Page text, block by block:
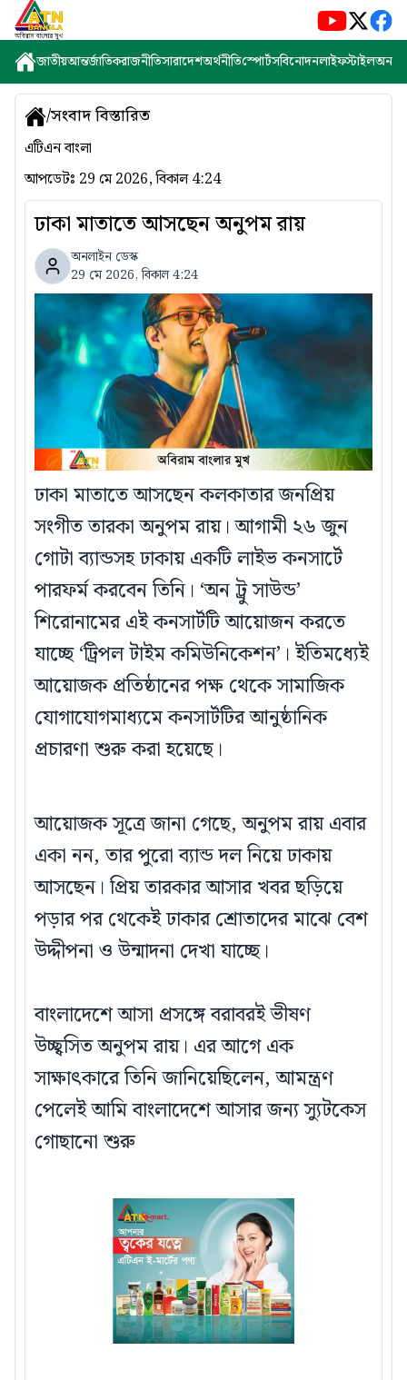
জাতীয়আন্তর্জাতিকরাজনীতিসারাদেশঅর্থনীতিস্পোর্টসবিনোদনলাইফস্টাইল
/সংবাদ বিস্তারিত
এটিএন বাংলা
আপডেটঃ 29 মে 2026, বিকাল 4:24
ঢাকা মাতাতে আসছেন অনুপম রায়
অনলাইন ডেস্ক
29 মে 2026, বিকাল 4:24
ঢাকা মাতাতে আসছেন কলকাতার জনপ্রিয়
সংগীত তারকা অনুপম রায়। আগামী ২৬ জুন
গোটা ব্যান্ডসহ ঢাকায় একটি লাইভ কনসার্টে
পারফর্ম করবেন তিনি। ‘অন ট্রু সাউন্ড’
শিরোনামের এই কনসার্টটি আয়োজন করতে
যাচ্ছে ‘ট্রিপল টাইম কমিউনিকেশন’। ইতিমধ্যেই
আয়োজক প্রতিষ্ঠানের পক্ষ থেকে সামাজিক
যোগাযোগমাধ্যমে কনসার্টটির আনুষ্ঠানিক
প্রচারণা শুরু করা হয়েছে।
আয়োজক সূত্রে জানা গেছে, অনুপম রায় এবার
একা নন, তার পুরো ব্যান্ড দল নিয়ে ঢাকায়
আসছেন। প্রিয় তারকার আসার খবর ছড়িয়ে
পড়ার পর থেকেই ঢাকার শ্রোতাদের মাঝে বেশ
উদ্দীপনা ও উন্মাদনা দেখা যাচ্ছে।
বাংলাদেশে আসা প্রসঙ্গে বরাবরই ভীষণ
উচ্ছ্বসিত অনুপম রায়। এর আগে এক
সাক্ষাৎকারে তিনি জানিয়েছিলেন, আমন্ত্রণ
পেলেই আমি বাংলাদেশে আসার জন্য স্যুটকেস
গোছানো শুরু